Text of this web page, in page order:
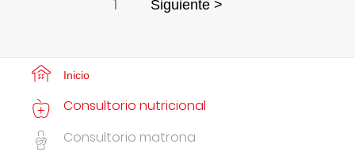
1 Siguiente >
Inicio
Consultorio nutricional
Consultorio matrona